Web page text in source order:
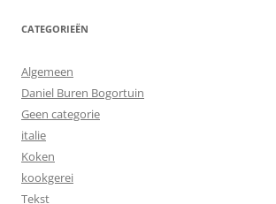
CATEGORIEËN
Algemeen
Daniel Buren Bogortuin
Geen categorie
italie
Koken
kookgerei
Tekst